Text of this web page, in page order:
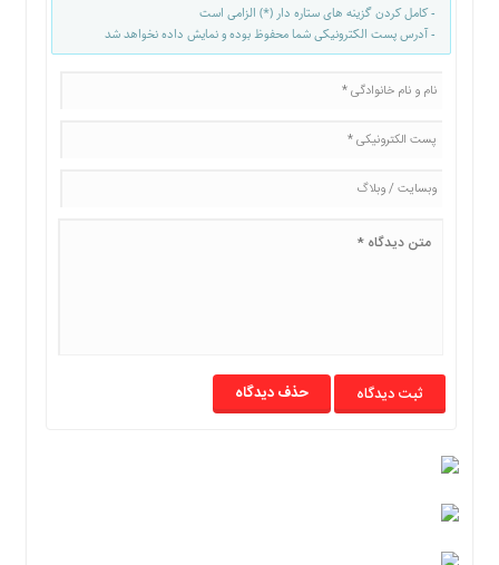
- کامل کردن گزینه های ستاره دار (*) الزامی است
- آدرس پست الکترونیکی شما محفوظ بوده و نمایش داده نخواهد شد
حذف دیدگاه